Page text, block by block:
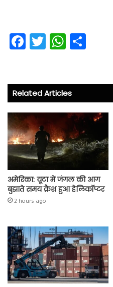
Fa
ce
o
ok
T
wi
er
W
ha
A
p
p
Related Articles
अमेरिका: यूटा में जंगल की आग
बुझाते समय क्रैश हुआ हेलिकॉप्टर
2 hours ago